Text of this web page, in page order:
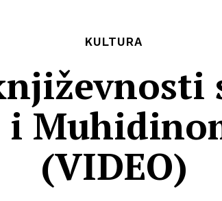
KULTURA
i
(VIDEO)